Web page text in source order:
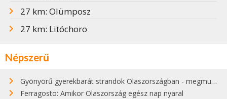
27 km: Olümposz
27 km: Litóchoro
Népszerű
Gyönyörű gyerekbarát strandok Olaszországban - megmutatjuk a 15 legjobbat
Ferragosto: Amikor Olaszország egész nap nyaral